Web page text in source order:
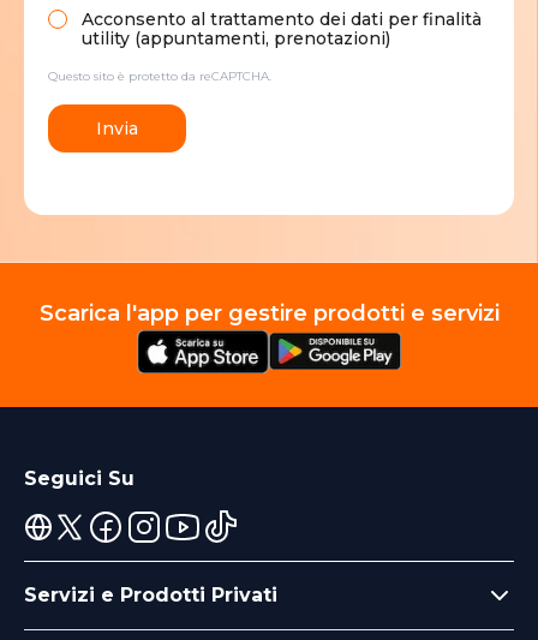
Acconsento al trattamento dei dati per finalità
utility (appuntamenti, prenotazioni)
Questo sito è protetto da reCAPTCHA.
Invia
Scarica l'app per gestire prodotti e servizi
Seguici Su
Servizi e Prodotti Privati